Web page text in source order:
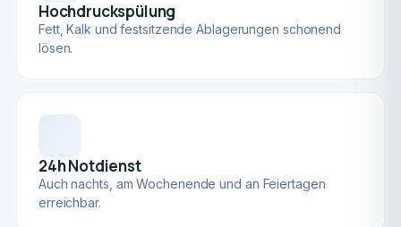
Hochdruckspülung
Fett, Kalk und festsitzende Ablagerungen schonend
lösen.
24h Notdienst
Auch nachts, am Wochenende und an Feiertagen
erreichbar.